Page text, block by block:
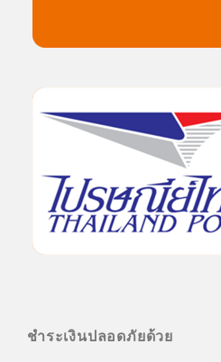
ชำระเงินปลอดภัยด้วย